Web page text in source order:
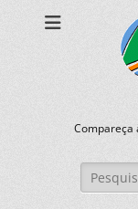
Compareça
Pesquisar
por: